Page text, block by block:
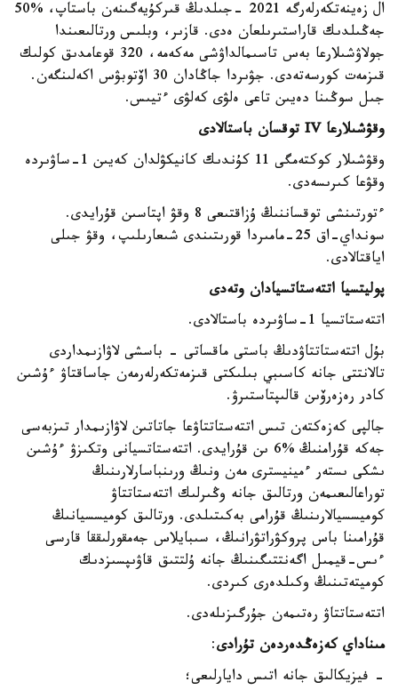
ال زەينەتكەرلەرگە 2021 -جىلدىڭ قىركۇيەگىنەن باستاپ، %50
جەڭىلدىك قاراستىرىلعان ەدى. قازىر، وبلىس ورتالىعىندا
جولاۋشىلارعا بەس تاسىمالداۋشى مەكەمە، 320 قوعامدىق كولىك
قىزمەت كورسەتەدى. جۋىردا جاڭادان 30 اۆتوبۋس اكەلىنگەن.
جىل سوڭىنا دەيىن تاعى ەلۋى كەلۋى ءتيىس.
وقۋشىلارعا IV توقسان باستالادى
وقۋشىلار كوكتەمگى 11 كۇندىك كانيكۋلدان كەيىن 1-ساۋىردە
وقۋعا كىرىسەدى.
ءتورتىنشى توقساننىڭ ۇزاقتىعى 8 وقۋ اپتاسىن قۇرايدى.
سونداي-اق 25-مامىردا قورىتىندى شىعارىلىپ، وقۋ جىلى
اياقتالادى.
پوليتسيا اتتەستاتسيادان وتەدى
اتتەستاتسيا 1-ساۋىردە باستالادى.
بۇل اتتەستاتتاۋدىڭ باستى ماقساتى - باسشى لاۋازىمداردى
تالانتتى جانە كاسىبي بىلىكتى قىزمەتكەرلەرمەن جاساقتاۋ ءۇشىن
كادر رەزەرۆىن قالىپتاستىرۋ.
جالپى كەزەكتەن تىس اتتەستاتتاۋعا جاتاتىن لاۋازىمدار تىزبەسى
جەكە قۇرامنىڭ %6 ىن قۇرايدى. اتتەستاتسيانى وتكىزۋ ءۇشىن
ىشكى ىستەر ءمينيسترى مەن ونىڭ ورىنباسارلارىنىڭ
توراعالىعىمەن ورتالىق جانە وڭىرلىك اتتەستاتتاۋ
كوميسسيالارىنىڭ قۇرامى بەكىتىلدى. ورتالىق كوميسسيانىڭ
قۇرامىنا باس پروكۋراتۋرانىڭ، سىبايلاس جەمقورلىققا قارسى
ءىس-قيمىل اگەنتتىگىنىڭ جانە ۇلتتىق قاۋىپسىزدىك
كوميتەتىنىڭ وكىلدەرى كىردى.
اتتەستاتتاۋ رەتىمەن جۇرگىزىلەدى.
مىناداي كەزەڭدەردەن تۇرادى:
- فيزيكالىق جانە اتىس دايارلىعى؛